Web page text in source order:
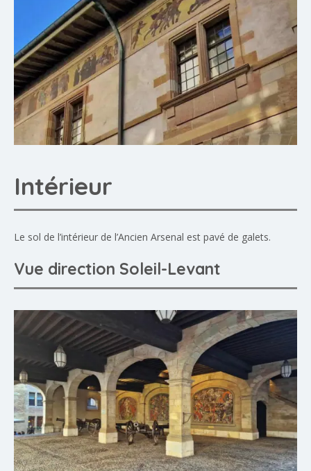
Intérieur
Le sol de l’intérieur de l’Ancien Arsenal est pavé de galets.
Vue direction Soleil-Levant